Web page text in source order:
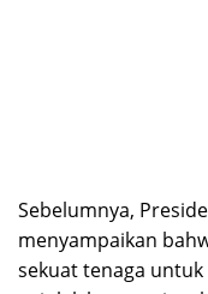
Sebelumnya,
menyampaikan
sekuat tenaga